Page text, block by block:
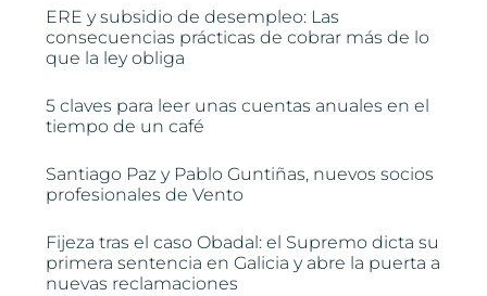
ERE y subsidio de desempleo: Las
consecuencias prácticas de cobrar más de lo
que la ley obliga
5 claves para leer unas cuentas anuales en el
tiempo de un café
Santiago Paz y Pablo Guntiñas, nuevos socios
profesionales de Vento
Fijeza tras el caso Obadal: el Supremo dicta su
primera sentencia en Galicia y abre la puerta a
nuevas reclamaciones